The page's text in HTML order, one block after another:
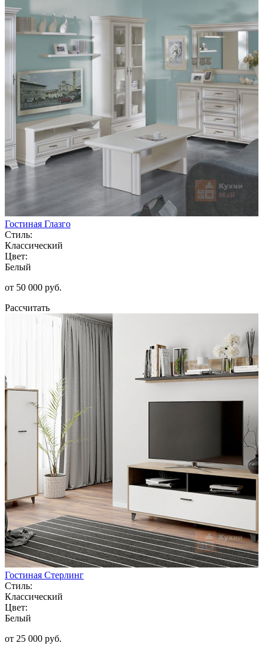
Гостиная Глазго
Стиль:
Классический
Цвет:
Белый
от 50 000 руб.
Рассчитать
Гостиная Стерлинг
Стиль:
Классический
Цвет:
Белый
от 25 000 руб.